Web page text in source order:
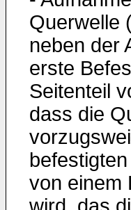
Querwelle
neben der
erste
Seitenteil
dass die
von einem